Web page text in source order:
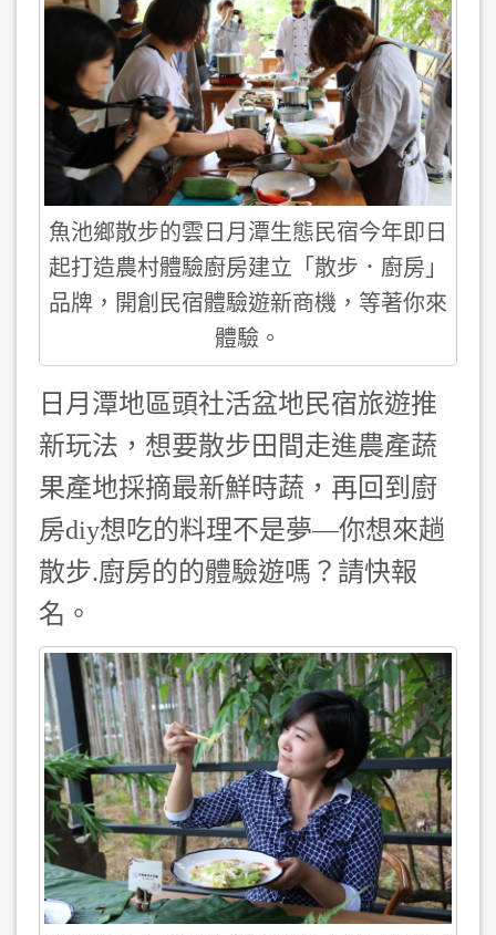
魚池鄉散步的雲日月潭生態民宿今年即日
起打造農村體驗廚房建立「散步．廚房」
品牌，開創民宿體驗遊新商機，等著你來
體驗。
日月潭地區頭社活盆地民宿旅遊推
新玩法，想要散步田間走進農產蔬
果產地採摘最新鮮時蔬，再回到廚
房diy想吃的料理不是夢—你想來趟
散步.廚房的的體驗遊嗎？請快報
名。